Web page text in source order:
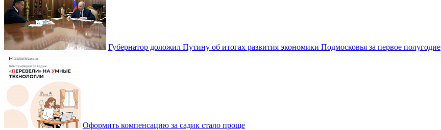
Губернатор доложил Путину об итогах развития экономики Подмосковья за первое полугодие
Оформить компенсацию за садик стало проще